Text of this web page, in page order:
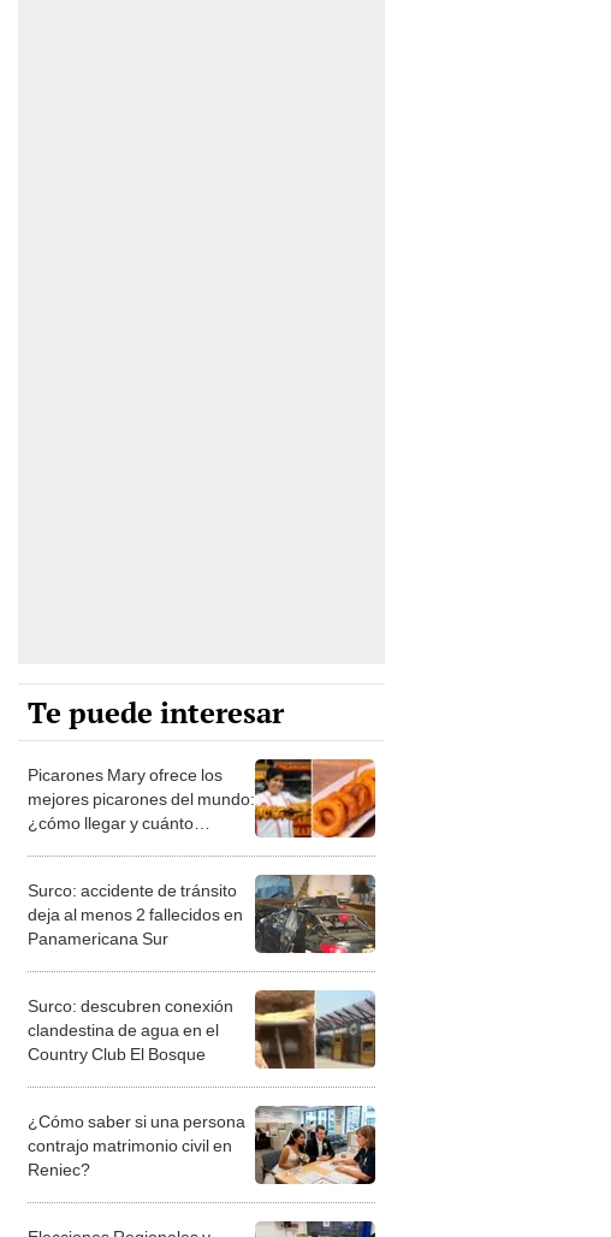
Te puede interesar
Picarones Mary ofrece los
mejores picarones del mundo:
¿cómo llegar y cuánto
Surco: accidente de tránsito
deja al menos 2 fallecidos en
Panamericana Sur
Surco: descubren conexión
clandestina de agua en el
Country Club El Bosque
¿Cómo saber si una persona
contrajo matrimonio civil en
Reniec?